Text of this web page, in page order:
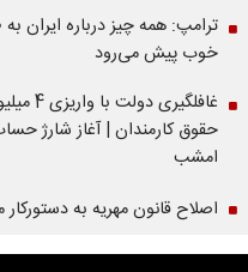
ترامپ: همه چیز درباره ایران به
خوب پیش می‌رود
غافلگیری
حقوق کارمندان | آغاز شارژ
امشب
اصلاح قانون مهریه به